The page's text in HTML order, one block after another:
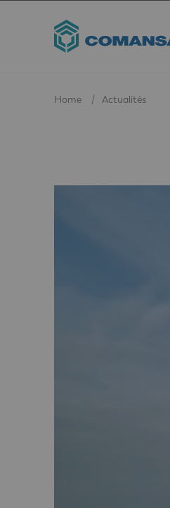
Home Actualités